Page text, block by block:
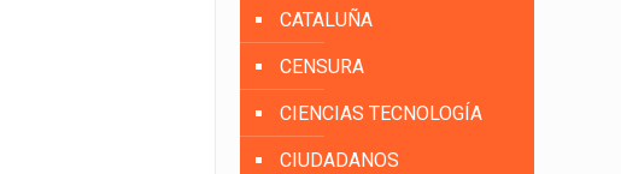
CATALUÑA
CENSURA
CIENCIAS TECNOLOGÍA
CIUDADANOS